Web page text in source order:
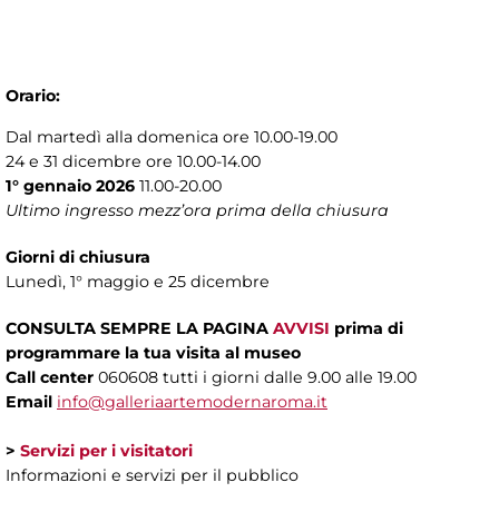
Orario:
Dal martedì alla domenica ore 10.00-19.00
24 e 31 dicembre ore 10.00-14.00
1° gennaio 2026 11.00-20.00
Ultimo ingresso mezz’ora prima della chiusura
Giorni di chiusura
Lunedì, 1° maggio e 25 dicembre
CONSULTA SEMPRE LA PAGINA AVVISI prima di
programmare la tua visita al museo
Call center 060608 tutti i giorni dalle 9.00 alle 19.00
Email info@galleriaartemodernaroma.it
> Servizi per i visitatori
Informazioni e servizi per il pubblico